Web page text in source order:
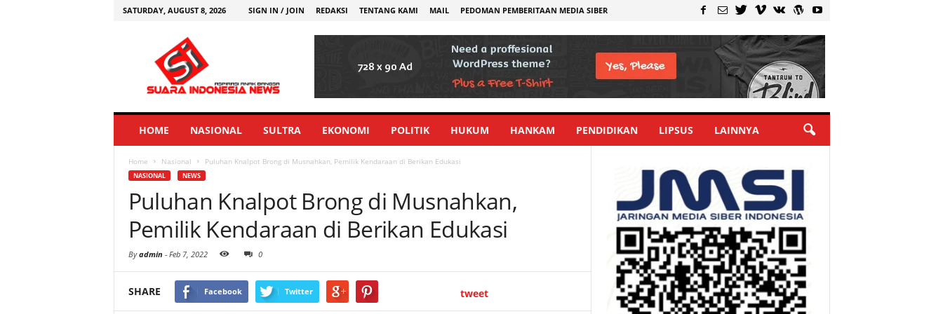
SATURDAY, AUGUST 8, 2026 SIGN IN / JOIN REDAKSI TENTANG KAMI MAIL PEDOMAN PEMBERITAAN MEDIA SIBER
HOME NASIONAL SULTRA EKONOMI POLITIK HUKUM HANKAM PENDIDIKAN LIPSUS LAINNYA
Home Nasional Puluhan Knalpot Brong di Musnahkan, Pemilik Kendaraan di Berikan Edukasi
NASIONAL NEWS
Puluhan Knalpot Brong di Musnahkan,
Pemilik Kendaraan di Berikan Edukasi
Byadmin - Feb 7, 2022 0
SHARE Facebook Twitter tweet